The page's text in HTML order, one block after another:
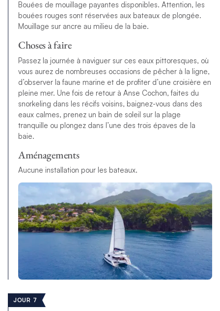
Bouées de mouillage payantes disponibles. Attention, les
bouées rouges sont réservées aux bateaux de plongée.
Mouillage sur ancre au milieu de la baie.
Choses à faire
Passez la journée à naviguer sur ces eaux pittoresques, où
vous aurez de nombreuses occasions de pêcher à la ligne,
d’observer la faune marine et de profiter d’une croisière en
pleine mer. Une fois de retour à Anse Cochon, faites du
snorkeling dans les récifs voisins, baignez-vous dans des
eaux calmes, prenez un bain de soleil sur la plage
tranquille ou plongez dans l’une des trois épaves de la
baie.
Aménagements
Aucune installation pour les bateaux.
JOUR 7